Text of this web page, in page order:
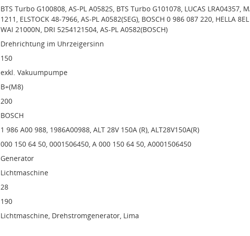
BTS Turbo G100808, AS-PL A0582S, BTS Turbo G101078, LUCAS LRA04357,
1211, ELSTOCK 48-7966, AS-PL A0582(SEG), BOSCH 0 986 087 220, HELLA
WAI 21000N, DRI 5254121504, AS-PL A0582(BOSCH)
Drehrichtung im Uhrzeigersinn
150
exkl. Vakuumpumpe
B+(M8)
200
BOSCH
1 986 A00 988, 1986A00988, ALT 28V 150A (R), ALT28V150A(R)
000 150 64 50, 0001506450, A 000 150 64 50, A0001506450
Generator
Lichtmaschine
28
190
Lichtmaschine, Drehstromgenerator, Lima